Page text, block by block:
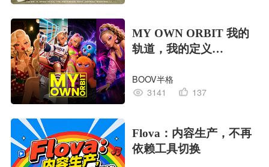
MY OWN ORBIT 我的
轨道，我的定义
对
BOOV半格
3141
137
Flova：内容生产，不再
依赖工具切换